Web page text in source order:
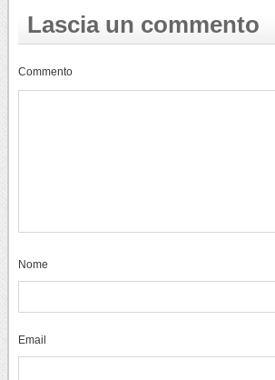
Lascia un commento
Commento
Nome
Email